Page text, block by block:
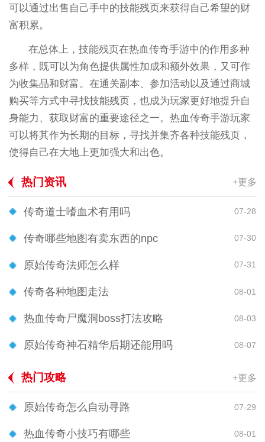
可以通过出售自己手中的技能残页来获得自己希望的财
富积累。
在总体上，技能残页在热血传奇手游中的作用多种
多样，既可以为角色提供属性加成和额外效果，又可作
为收集品和财富。在通关副本、参加活动以及通过商城
购买等方式中寻找技能残页，也成为玩家更好地提升自
身能力、获取财富的重要途径之一。热血传奇手游玩家
可以将其作为长期的目标，寻找并集齐各种技能残页，
使得自己在大地上更加强大和出色。
热门资讯 +更多
传奇道士嗜血术有用吗 07-28
传奇哪些地图有卖东西的npc 07-30
原始传奇法师怎么样 07-31
传奇各种地图走法 08-01
热血传奇尸魔洞boss打法攻略 08-03
原始传奇神石精华后期还能用吗 08-07
热门攻略 +更多
原始传奇怎么自动寻路 07-29
热血传奇小技巧有哪些 08-01